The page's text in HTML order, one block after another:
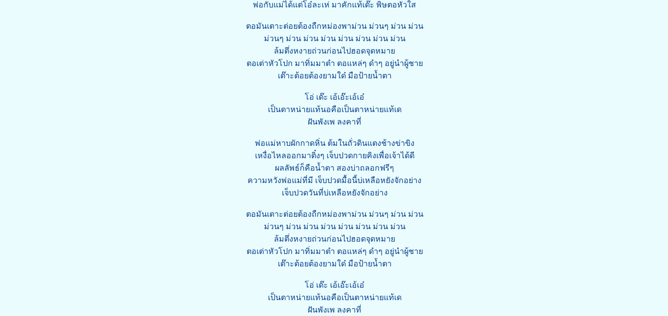
พ่อกับแม่ได้แต่โอ๋ละเห่ มาคักแท้เด๊ะ พิษตอหัวใส
ตอมันเตาะต่อยต้องถืกหม่องพาม่วน ม่วนๆ ม่วน ม่วน
ม่วนๆ ม่วน ม่วน ม่วน ม่วน ม่วน ม่วน ม่วน
ล้มตึ่งหงายถ่วนก่อนไปฮอดจุดหมาย
ตอเต่าหัวโปก มาทิ่มมาตำ ตอแหล่ๆ ดำๆ อยู่นำผู้ชาย
เต๊าะต้อยต้องยามใด๋ มือป้ายน้ำตา
โอ่ เด๊ะ เอ้เอ๊ะเอ้เอ๋
เป็นตาหน่ายแท้นอคือเป็นตาหน่ายแท้เด
ฝันพังเพ ลงคาที่
พ่อแม่หาบผักกาดหิ่น ต้มในถั่วดินแตงช้างข่าขิง
เหงื่อไหลออกมาติ๋งๆ เจ็บปวดกายคิงเพื่อเจ้าได้ดี
ผลลัพธ์ก็คือน้ำตา สองบ่าถลอกฟรีๆ
ความหวังพ่อแม่ที่มี เจ็บปวดมื้อนี้บ่เหลือหยังจักอย่าง
เจ็บปวดวันที่บ่เหลือหยังจักอย่าง
ตอมันเตาะต่อยต้องถืกหม่องพาม่วน ม่วนๆ ม่วน ม่วน
ม่วนๆ ม่วน ม่วน ม่วน ม่วน ม่วน ม่วน ม่วน
ล้มตึ่งหงายถ่วนก่อนไปฮอดจุดหมาย
ตอเต่าหัวโปก มาทิ่มมาตำ ตอแหล่ๆ ดำๆ อยู่นำผู้ชาย
เต๊าะต้อยต้องยามใด๋ มือป้ายน้ำตา
โอ่ เด๊ะ เอ้เอ๊ะเอ้เอ๋
เป็นตาหน่ายแท้นอคือเป็นตาหน่ายแท้เด
ฝันพังเพ ลงคาที่